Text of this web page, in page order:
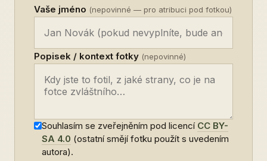
Vaše jméno (nepovinné — pro atribuci pod fotkou)
Popisek / kontext fotky (nepovinné)
Souhlasím se zveřejněním pod licencí CC BY-
SA 4.0 (ostatní smějí fotku použít s uvedením
autora).